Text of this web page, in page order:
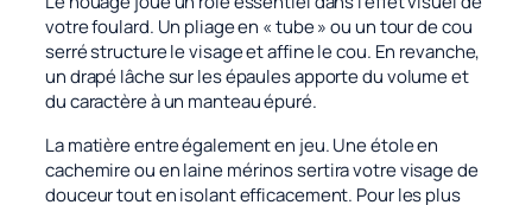
votre foulard. Un pliage en « tube » ou un tour de cou
serré structure le visage et affine le cou. En revanche,
un drapé lâche sur les épaules apporte du volume et
du caractère à un manteau épuré.
La matière entre également en jeu. Une étole en
cachemireou en laine mérinos sertira votre visage de
douceur tout en isolant efficacement. Pour les plus